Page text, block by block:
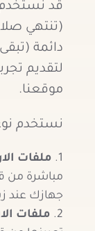
قد نستخدم
(تنتهي
دائمة
لتقديم
موقعنا.
نستخدم
ملفات
مباشرة من
جهازك عند
ملفات